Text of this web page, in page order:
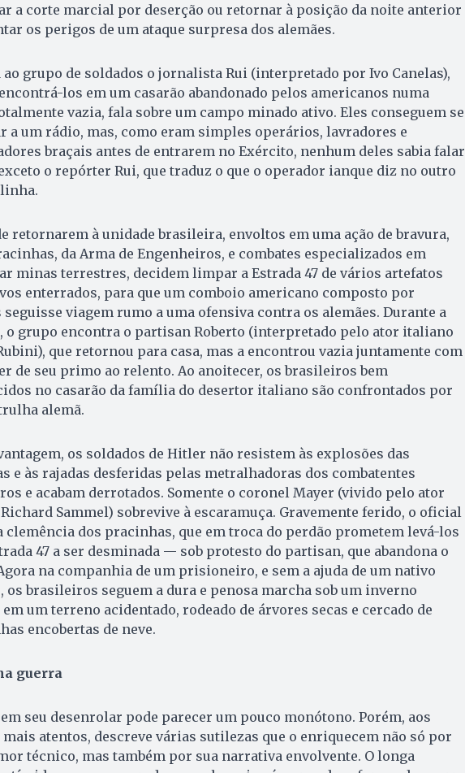
a corte marcial por deserção ou retornar à posição da noite anterior
os perigos de um ataque surpresa dos alemães.
ao grupo de soldados o jornalista Rui (interpretado por Ivo Canelas),
los em um casarão abandonado pelos americanos numa
vazia, fala sobre um campo minado ativo. Eles conseguem se
a um rádio, mas, como eram simples operários, lavradores e
braçais antes de entrarem no Exército, nenhum deles sabia falar
o repórter Rui, que traduz o que o operador ianque diz no outro
retornarem à unidade brasileira, envoltos em uma ação de bravura,
da Arma de Engenheiros, e combates especializados em
minas terrestres, decidem limpar a Estrada 47 de vários artefatos
enterrados, para que um comboio americano composto por
seguisse viagem rumo a uma ofensiva contra os alemães. Durante a
o grupo encontra o partisan Roberto (interpretado pelo ator italiano
que retornou para casa, mas a encontrou vazia juntamente com
de seu primo ao relento. Ao anoitecer, os brasileiros bem
no casarão da família do desertor italiano são confrontados por
alemã.
os soldados de Hitler não resistem às explosões das
e às rajadas desferidas pelas metralhadoras dos combatentes
e acabam derrotados. Somente o coronel Mayer (vivido pelo ator
Sammel) sobrevive à escaramuça. Gravemente ferido, o oficial
clemência dos pracinhas, que em troca do perdão prometem levá-los
47 a ser desminada — sob protesto do partisan, que abandona o
na companhia de um prisioneiro, e sem a ajuda de um nativo
os brasileiros seguem a dura e penosa marcha sob um inverno
um terreno acidentado, rodeado de árvores secas e cercado de
encobertas de neve.
guerra
seu desenrolar pode parecer um pouco monótono. Porém, aos
atentos, descreve vá­rias su­tilezas que o enriquecem não só por
técnico, mas também por sua narrativa envolvente. O longa